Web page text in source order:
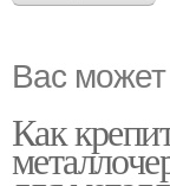
Вас
Как